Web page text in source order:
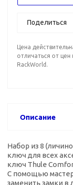
Поделиться
Цена
отличаться от цен
RackWorld.
Описание
Набор из 8
ключ для всех
ключ Thule
С помощью
заменить замки в